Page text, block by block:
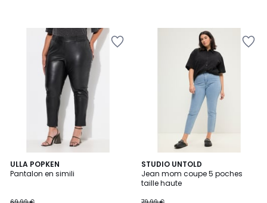
ULLA POPKEN
Pantalon en simili
STUDIO UNTOLD
Jean mom coupe 5 poches
taille haute